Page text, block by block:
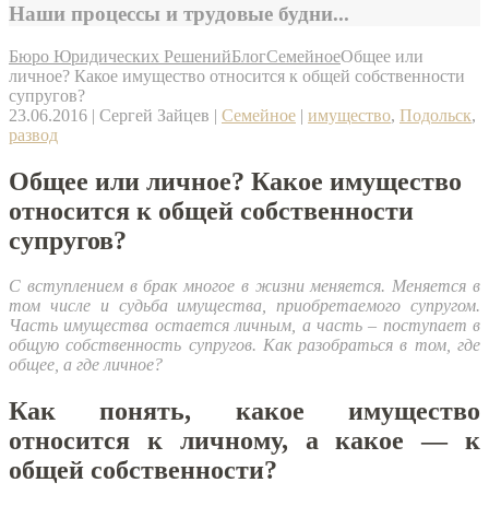
Наши процессы и трудовые будни...
Бюро Юридических РешенийБлогСемейноеОбщее или
личное? Какое имущество относится к общей собственности
супругов?
23.06.2016 | Сергей Зайцев | Семейное | имущество, Подольск,
развод
Общее или личное? Какое имущество
относится к общей собственности
супругов?
С вступлением в брак многое в жизни меняется. Меняется в
том числе и судьба имущества, приобретаемого супругом.
Часть имущества остается личным, а часть – поступает в
общую собственность супругов. Как разобраться в том, где
общее, а где личное?
Как понять, какое имущество
относится к личному, а какое — к
общей собственности?